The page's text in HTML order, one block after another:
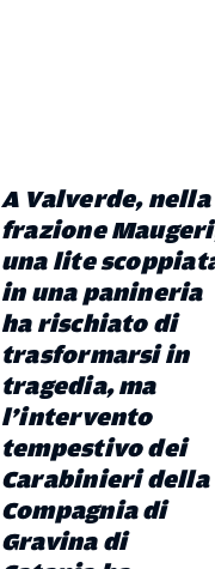
A Valverde, nella
frazione
una lite
in una panineria
ha rischiato di
trasformarsi in
tragedia, ma
l’intervento
tempestivo dei
Carabinieri della
Compagnia di
Gravina di